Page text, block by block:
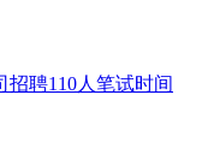
招聘110人笔试时间